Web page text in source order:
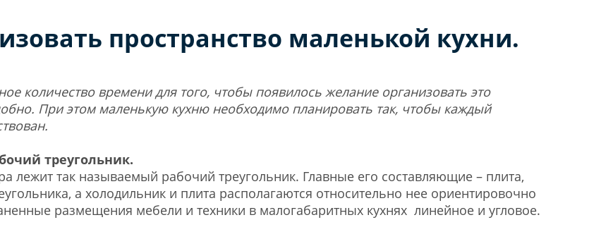
пространство маленькой кухни.
количество времени для того, чтобы появилось желание организовать это
При этом маленькую кухню необходимо планировать так, чтобы каждый
треугольник.
лежит так называемый рабочий треугольник. Главные его составляющие – плита,
а холодильник и плита располагаются относительно нее ориентировочно
размещения мебели и техники в малогабаритных кухнях линейное и угловое.